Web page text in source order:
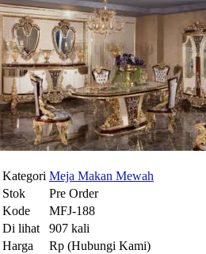
Kategori Meja Makan Mewah
Stok
Pre Order
Kode
MFJ-188
Di lihat
907 kali
Harga
Rp (Hubungi Kami)